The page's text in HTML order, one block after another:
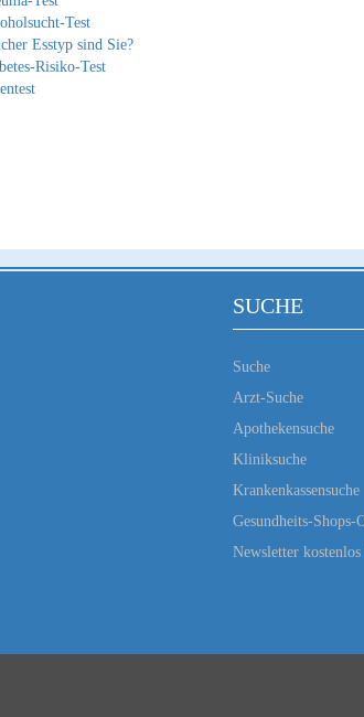
Test
Esstyp sind Sie?
Risiko-Test
SUCHE
Suche
Arzt-Suche
Apothekensuche
Kliniksuche
Krankenkassensuche
Gesundheits-Shops-
Newsletter kostenlos